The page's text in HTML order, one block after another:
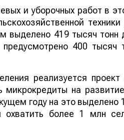
и уборочных работ в
выделено 419 тысяч тонн
400 тысяч
реализуется
микрокредиты на
году на это выделено
более 1 млн